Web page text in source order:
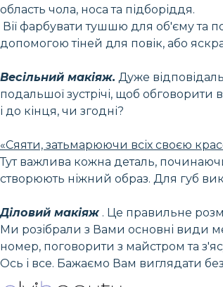
область чола, носа та підборіддя.
Вії фарбувати тушшю для об'єму та
допомогою тіней для повік, або
Весільний макіяж. Дуже
подальшої зустрічі, щоб обговорити
і до кінця, чи згодні?
«Сяяти, затьмарюючи всіх своєю
Тут важлива кожна деталь,
створюють ніжний образ. Для губ
Діловий макіяж . Це правильне
Ми розібрали з Вами основні види
номер, поговорити з майстром та
Ось і все. Бажаємо Вам виглядати